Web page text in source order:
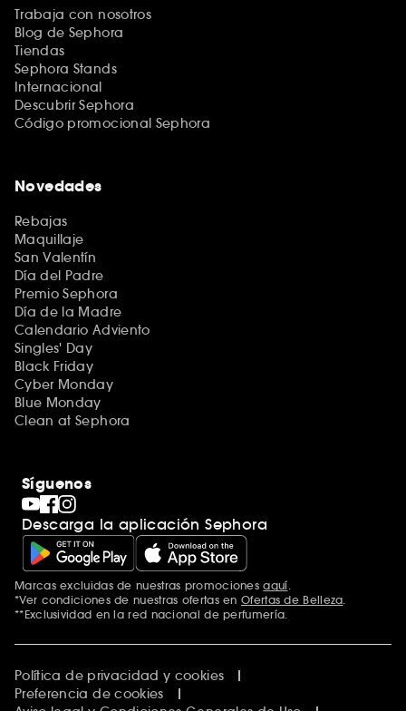
Trabaja con nosotros
Blog de Sephora
Tiendas
Sephora Stands
Internacional
Descubrir Sephora
Código promocional Sephora
Novedades
Rebajas
Maquillaje
San Valentín
Día del Padre
Premio Sephora
Día de la Madre
Calendario Adviento
Singles' Day
Black Friday
Cyber Monday
Blue Monday
Clean at Sephora
Síguenos
Descarga la aplicación Sephora
Marcas excluidas de nuestras promocionesaquí
*Ver condiciones de nuestras ofertas en Ofertas de Belleza
**Exclusividad en la red nacional de perfumería.
Política de privacidad y cookies
Preferencia de cookies